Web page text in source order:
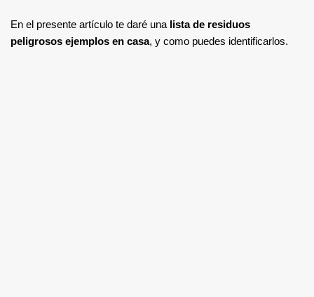
En el presente artículo te daré una lista de residuos
peligrosos ejemplos en casa, y como puedes identificarlos.